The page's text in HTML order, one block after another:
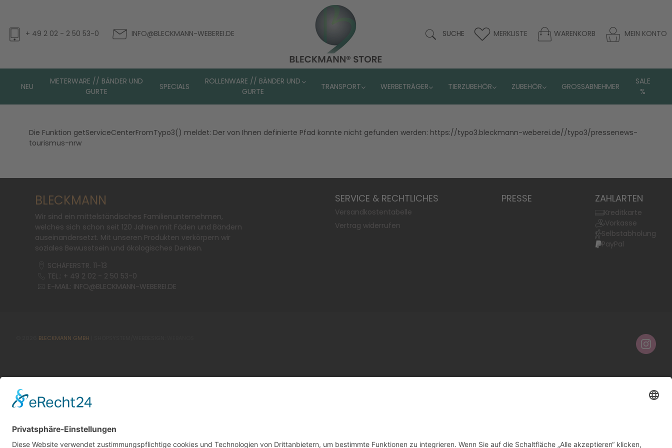
+ 49 2 02 - 2 50 53-0 INFO@BLECKMANN-WEBEREI.DE MEIN KONTO
WARENKORB
MERKLISTE
SUCHE
NEU
METERWARE // BÄNDER UND
GURTE
SPECIALS
ROLLENWARE // BÄNDER UND
GURTE
TRANSPORT WERBETRÄGER TIERZUBEHÖR ZUBEHÖR GROSSABNEHMER
SALE
%
Die Funktion getServiceCenterFromTypo3() meldet: Der von Ihnen definierte Pfad konnte nicht gefunden werden: https://typo3.bleckmann-weberei.de//typo3/pressenews-
tourismus-nrw
BLECKMANN
Wir sind ein mittelständisches Familienunternehmen,
welches sich schon seit 120 Jahren mit Fäden und Bändern
auseinandersetzt. Mit unseren Produkten verkörpern wir
soziales Bewusstsein und ökologisches Denken.
SCHÄFERSTR. 11-13
TEL.: + 49 2 02 - 2 50 53-0
E-MAIL: INFO@BLECKMANN-WEBEREI.DE
SERVICE & RECHTLICHES
Versandkostentabelle
Vertrag widerrufen
PRESSE ZAHLARTEN
Kreditkarte
Vorkasse
Selbstabholung
PayPal
BLECKMANN GMBH